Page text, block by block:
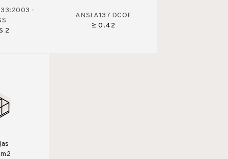
-
2
ANSI A137 DCOF
≥ 0.42